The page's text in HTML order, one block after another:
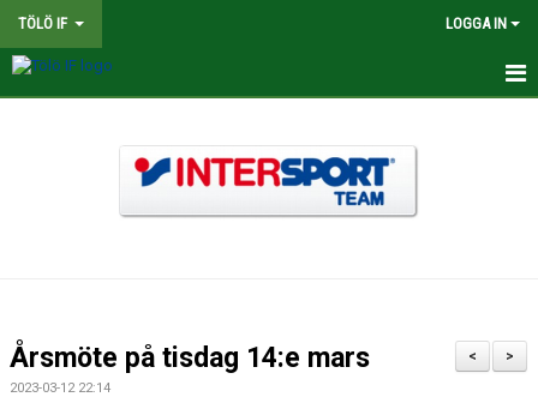
TÖLÖ IF LOGGA IN
MATCHER
>
<
Årsmöte på tisdag 14:e mars
2023-03-12 22:14